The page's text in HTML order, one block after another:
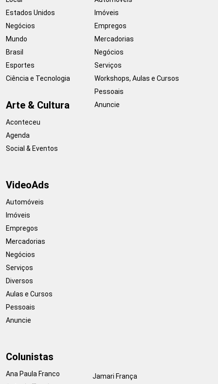
Estados Unidos
Negócios
Mundo
Brasil
Esportes
Ciência e Tecnologia
Arte & Cultura
Aconteceu
Agenda
Social & Eventos
Imóveis
Empregos
Mercadorias
Negócios
Serviços
Workshops, Aulas e Cursos
Pessoais
Anuncie
VideoAds
Automóveis
Imóveis
Empregos
Mercadorias
Negócios
Serviços
Diversos
Aulas e Cursos
Pessoais
Anuncie
Colunistas
Ana Paula Franco
Jamari França